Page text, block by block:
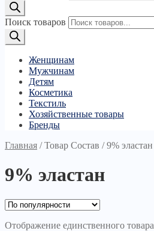
Поиск товаров
Женщинам
Мужчинам
Детям
Косметика
Текстиль
Хозяйственные товары
Бренды
Главная /Товар Состав /9% эластан
9% эластан
Отображение единственного товара